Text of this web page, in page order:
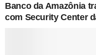
Banco da Amazônia
com Security Center